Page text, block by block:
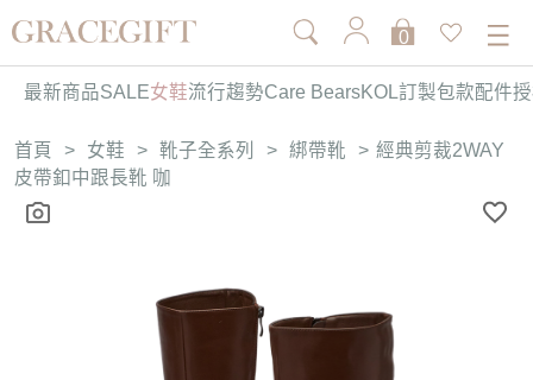
0
最新商品SALE女鞋流行趨勢Care BearsKOL訂製包款配件
首頁 > 女鞋 > 靴子全系列 > 綁帶靴 > 經典剪裁2WAY
皮帶釦中跟長靴 咖